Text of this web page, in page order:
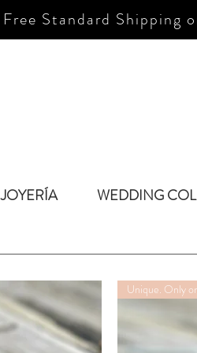
Free Standard Shipping
JOYERÍA WEDDING
Unique. Only